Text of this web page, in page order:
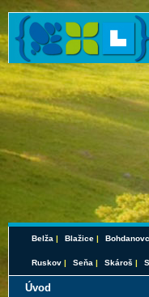
Belža | Blažice |
Ruskov | Seňa | Skároš |
Úvod